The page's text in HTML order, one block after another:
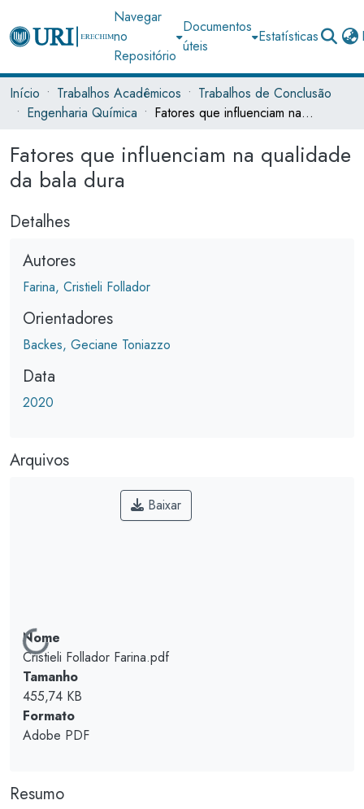
Navegar
no
Repositório
Documentos
úteis
Estatísticas
Início Trabalhos Acadêmicos
Trabalhos de Conclusão
Engenharia Química
Fatores que influenciam na qualidade da bala dura
Fatores que influenciam na qualidade
da bala dura
Detalhes
Autores
Farina, Cristieli Follador
Orientadores
Backes, Geciane Toniazzo
Data
2020
Arquivos
Carregando...
Baixar
Nome
Cristieli Follador Farina.pdf
Tamanho
455,74 KB
Formato
Adobe PDF
Resumo